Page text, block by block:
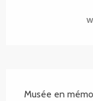
Musée en